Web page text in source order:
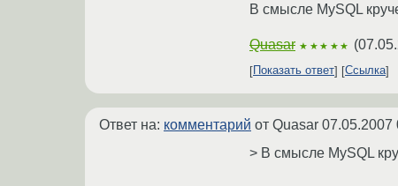
В смысле MySQL
Quasar ★★★★★ (
Показать ответ Ссылка
Ответ на: комментарий от Quasar 07.05.2007
> В смысле MySQL